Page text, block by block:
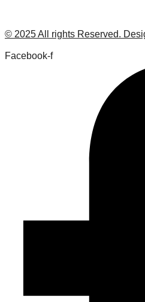
© 2025 All rights Reserved.
Facebook-f